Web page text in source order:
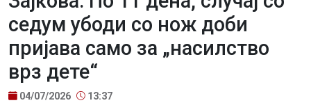
седум убоди со нож доби
пријава само за „насилство
врз дете“
04/07/2026 13:37